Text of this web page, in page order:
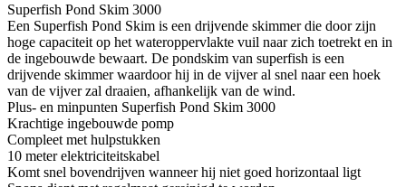
Superfish Pond Skim 3000
Een Superfish Pond Skim is een drijvende skimmer die door zijn
hoge capaciteit op het wateroppervlakte vuil naar zich toetrekt en in
de ingebouwde bewaart. De pondskim van superfish is een
drijvende skimmer waardoor hij in de vijver al snel naar een hoek
van de vijver zal draaien, afhankelijk van de wind.
Plus- en minpunten Superfish Pond Skim 3000
Krachtige ingebouwde pomp
Compleet met hulpstukken
10 meter elektriciteitskabel
Komt snel bovendrijven wanneer hij niet goed horizontaal ligt